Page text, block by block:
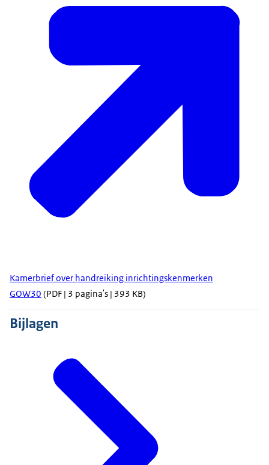
Kamerbrief over handreiking inrichtingskenmerken
GOW30 (PDF | 3 pagina's | 393 KB)
Bijlagen